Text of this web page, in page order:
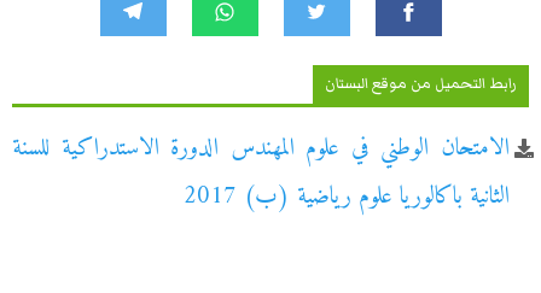
رابط التحميل من موقع البستان
الامتحان الوطني في علوم المهندس الدورة الاستدراكية للسنة
الثانية باكالوريا علوم رياضية (ب) 2017